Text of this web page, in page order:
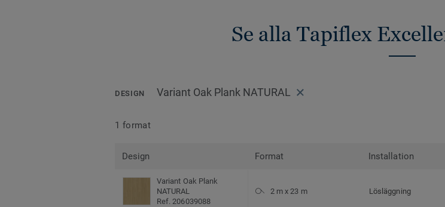
Se alla Tapiflex
DESIGN Variant Oak Plank NATURAL
1 format
Design Format Installation
Variant Oak Plank
NATURAL
Ref. 206039088
2 m x 23 m Lösläggning